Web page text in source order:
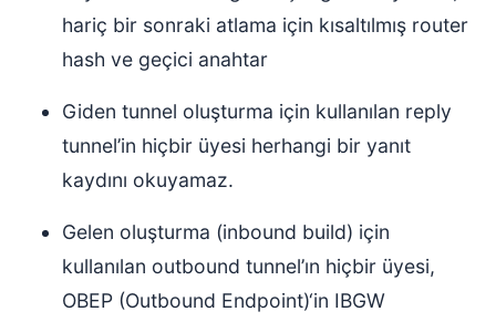
hariç bir sonraki atlama için kısaltılmış router
hash ve geçici anahtar
Giden tunnel oluşturma için kullanılan reply
tunnel’in hiçbir üyesi herhangi bir yanıt
kaydını okuyamaz.
Gelen oluşturma (inbound build) için
kullanılan outbound tunnel’ın hiçbir üyesi,
OBEP (Outbound Endpoint)‘in IBGW